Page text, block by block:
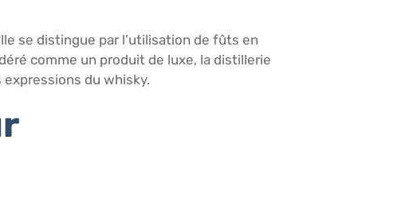
se distingue par l’utilisation de fûts en
comme un produit de luxe, la distillerie
du whisky.